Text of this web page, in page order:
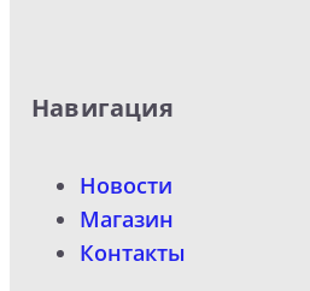
Навигация
Новости
Магазин
Контакты